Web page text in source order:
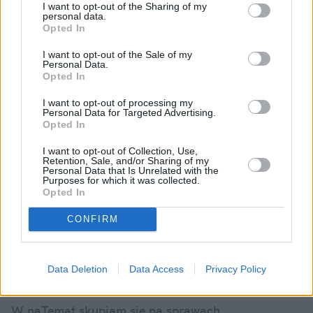
I want to opt-out of the Sharing of my
personal data.
Opted In
I want to opt-out of the Sale of my
Personal Data.
Opted In
I want to opt-out of processing my
Personal Data for Targeted Advertising.
Opted In
I want to opt-out of Collection, Use,
Retention, Sale, and/or Sharing of my
Personal Data that Is Unrelated with the
Purposes for which it was collected.
Opted In
CONFIRM
Data Deletion Data Access Privacy Policy
obserwuj nas w Google News!
Więcej:
Dom Mieszkania
Bartosz Godziński
Obserwuj